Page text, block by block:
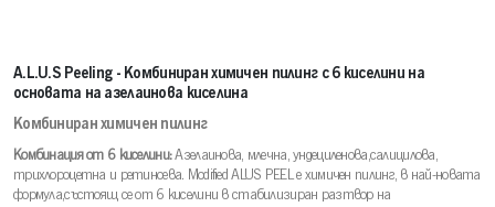
A.L.U.S Peeling - Комбиниран химичен пилинг с 6 киселини на
основата на азелаинова киселина
Комбиниран химичен пилинг
Комбинация от 6 киселини:Азелаинова, млечна, ундециленова,салицилова,
трихлороцетна и ретиноева. Modified ALUS PEEL е химичен пилинг, в най-новата
формула,състоящ се от 6 киселини в стабилизиран разтвор на